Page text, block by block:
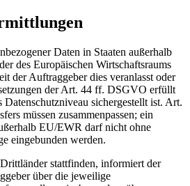
Daten in Staaten außerhalb
des Europäischen Wirtschaftsraums
der Auftraggeber dies veranlasst oder
der Art. 44 ff. DSGVO erfüllt
Datenschutzniveau sichergestellt ist. Art.
müssen zusammenpassen; ein
EU/EWR darf nicht ohne
eingebunden werden.
stattfinden, informiert der
über die jeweilige